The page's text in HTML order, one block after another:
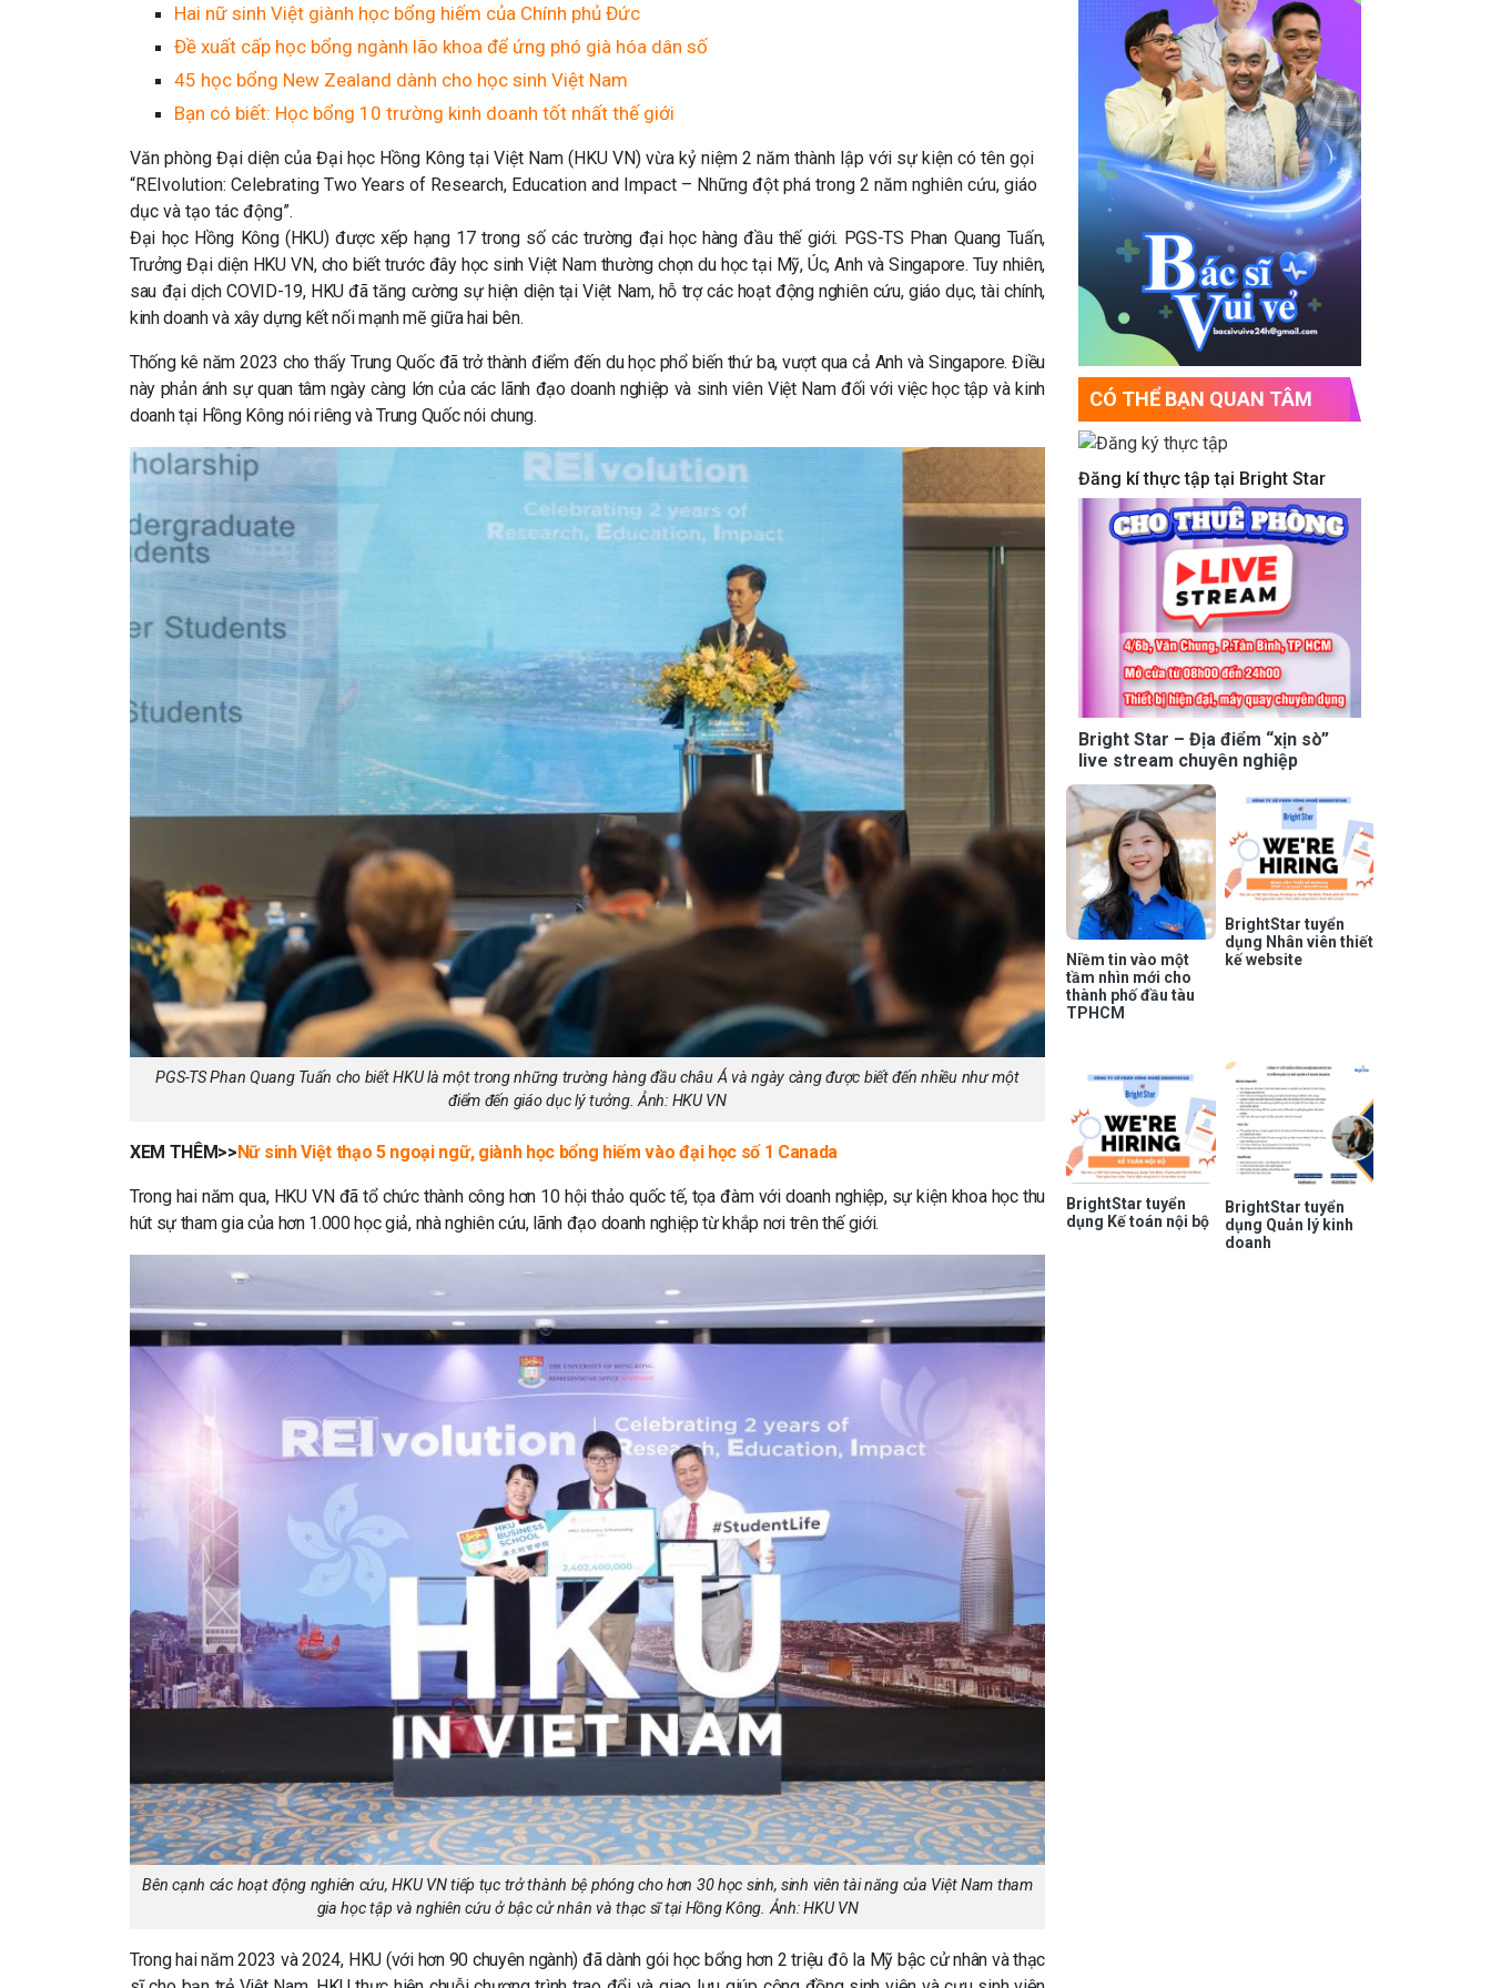
Hai nữ sinh Việt giành học bổng hiếm của Chính phủ Đức
Đề xuất cấp học bổng ngành lão khoa để ứng phó già hóa dân số
45 học bổng New Zealand dành cho học sinh Việt Nam
Bạn có biết: Học bổng 10 trường kinh doanh tốt nhất thế giới
Văn phòng Đại diện của Đại học Hồng Kông tại Việt Nam (HKU VN) vừa kỷ niệm 2 năm thành lập với sự kiện có tên gọi
“REIvolution: Celebrating Two Years of Research, Education and Impact – Những đột phá trong 2 năm nghiên cứu, giáo
dục và tạo tác động”.
Đại học Hồng Kông (HKU) được xếp hạng 17 trong số các trường đại học hàng đầu thế giới. PGS-TS Phan Quang Tuấn,
Trưởng Đại diện HKU VN, cho biết trước đây học sinh Việt Nam thường chọn du học tại Mỹ, Úc, Anh và Singapore. Tuy nhiên,
sau đại dịch COVID-19, HKU đã tăng cường sự hiện diện tại Việt Nam, hỗ trợ các hoạt động nghiên cứu, giáo dục, tài chính,
kinh doanh và xây dựng kết nối mạnh mẽ giữa hai bên.
Thống kê năm 2023 cho thấy Trung Quốc đã trở thành điểm đến du học phổ biến thứ ba, vượt qua cả Anh và Singapore. Điều
này phản ánh sự quan tâm ngày càng lớn của các lãnh đạo doanh nghiệp và sinh viên Việt Nam đối với việc học tập và kinh
doanh tại Hồng Kông nói riêng và Trung Quốc nói chung.
PGS-TS Phan Quang Tuấn cho biết HKU là một trong những trường hàng đầu châu Á và ngày càng được biết đến nhiều như một
điểm đến giáo dục lý tưởng. Ảnh: HKU VN
XEM THÊM>> Nữ sinh Việt thạo 5 ngoại ngữ, giành học bổng hiếm vào đại học số 1 Canada
Trong hai năm qua, HKU VN đã tổ chức thành công hơn 10 hội thảo quốc tế, tọa đàm với doanh nghiệp, sự kiện khoa học thu
hút sự tham gia của hơn 1.000 học giả, nhà nghiên cứu, lãnh đạo doanh nghiệp từ khắp nơi trên thế giới.
Bên cạnh các hoạt động nghiên cứu, HKU VN tiếp tục trở thành bệ phóng cho hơn 30 học sinh, sinh viên tài năng của Việt Nam tham
gia học tập và nghiên cứu ở bậc cử nhân và thạc sĩ tại Hồng Kông. Ảnh: HKU VN
Trong hai năm 2023 và 2024, HKU (với hơn 90 chuyên ngành) đã dành gói học bổng hơn 2 triệu đô la Mỹ bậc cử nhân và thạc
CÓ THỂ BẠN QUAN TÂM
Đăng kí thực tập tại Bright Star
Bright Star – Địa điểm “xịn sò”
live stream chuyên nghiệp
Niềm tin vào một
tầm nhìn mới cho
thành phố đầu tàu
TPHCM
BrightStar tuyển
dụng Nhân viên thiết
kế website
BrightStar tuyển
dụng Kế toán nội bộ
BrightStar tuyển
dụng Quản lý kinh
doanh